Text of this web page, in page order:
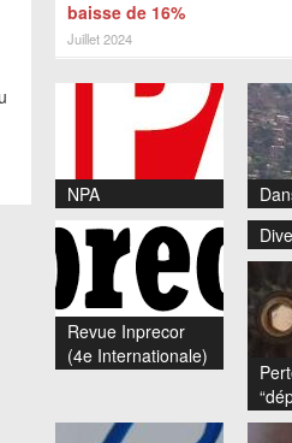
baisse de 16%
Juillet 2024
NPA
Revue Inprecor
(4e Internationale)